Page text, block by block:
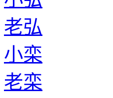
老弘
小栾
老栾